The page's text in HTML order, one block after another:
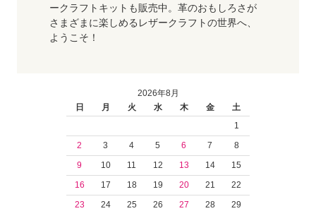
ークラフトキットも販売中。革のおもしろさが
さまざまに楽しめるレザークラフトの世界へ、
ようこそ！
2026年8月
日
月 火 水 木 金
土
1
2
3 4 5 6 7
8
9
10 11 12 13 14
15
16
17 18 19 20 21
22
23
24 25 26 27 28
29